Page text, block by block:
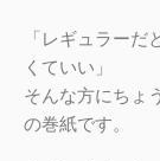
「レギュラー
くていい」
そんな方にちょ
の巻紙です。